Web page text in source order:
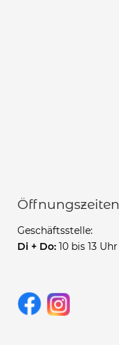
Öffnungszeiten
Geschäftsstelle:
Di + Do: 10 bis 13 Uhr